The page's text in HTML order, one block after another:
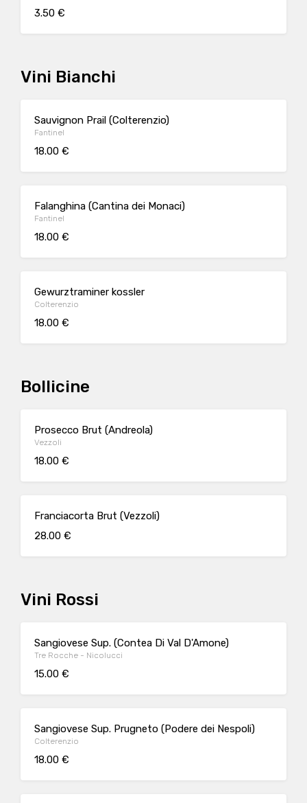
3.50 €
Vini Bianchi
Sauvignon Prail (Colterenzio)
Fantinel
18.00 €
Falanghina (Cantina dei Monaci)
Fantinel
18.00 €
Gewurztraminer kossler
Colterenzio
18.00 €
Bollicine
Prosecco Brut (Andreola)
Vezzoli
18.00 €
Franciacorta Brut (Vezzoli)
28.00 €
Vini Rossi
Sangiovese Sup. (Contea Di Val D'Amone)
Tre Rocche - Nicolucci
15.00 €
Sangiovese Sup. Prugneto (Podere dei Nespoli)
Colterenzio
18.00 €